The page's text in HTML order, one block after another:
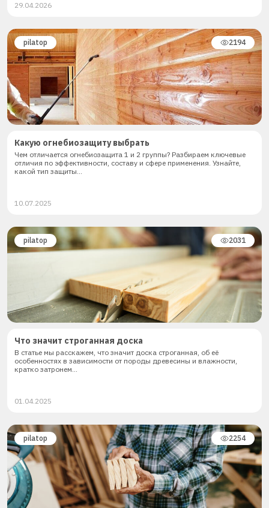
29.04.2026
pilatop 2194
Какую огнебиозащиту выбрать
Чем отличается огнебиозащита 1 и 2 группы? Разбираем ключевые
отличия по эффективности, составу и сфере применения. Узнайте,
какой тип защиты...
10.07.2025
pilatop 2031
Что значит строганная доска
В статье мы расскажем, что значит доска строганная, об её
особенностях в зависимости от породы древесины и влажности,
кратко затронем...
01.04.2025
pilatop 2254